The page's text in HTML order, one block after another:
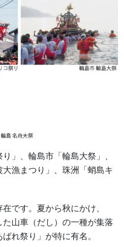
％
売 1ｍ単位
す。
込3,300円）
なります。
」、輪島市「輪島大祭」、
漁まつり」、珠洲「蛸島キ
です。夏から秋にかけ、
た山車（だし）の一種が集落
れ祭り」が特に有名。